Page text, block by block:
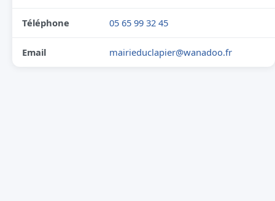
Téléphone 05 65 99 32 45
Email mairieduclapier@wanadoo.fr